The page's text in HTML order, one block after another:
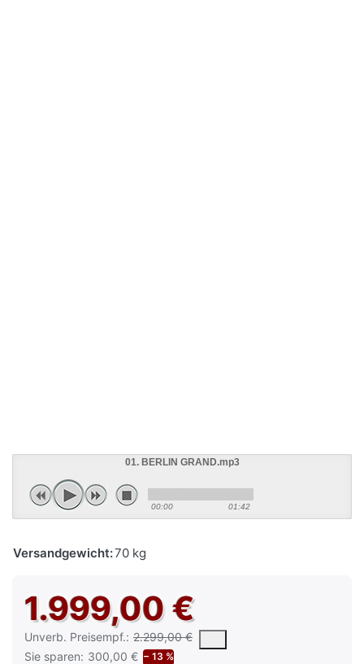
01. BERLIN GRAND.mp3
00:00 01:42
Versandgewicht:70 kg
1.999,00 €
Unverb. Preisempf.: 2.299,00 €
Die UVP ist der vorgeschlagene oder empfohlene
Sie sparen: 300,00 € − 13 %